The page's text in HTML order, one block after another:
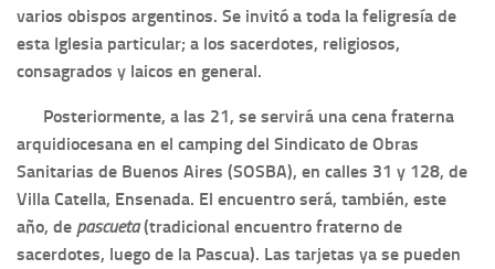
varios obispos argentinos. Se invitó a toda la feligresía de
esta Iglesia particular; a los sacerdotes, religiosos,
consagrados y laicos en general.
Posteriormente, a las 21, se servirá una cena fraterna
arquidiocesana en el camping del Sindicato de Obras
Sanitarias de Buenos Aires (SOSBA), en calles 31 y 128, de
Villa Catella, Ensenada. El encuentro será, también, este
año, de pascueta(tradicional encuentro fraterno de
sacerdotes, luego de la Pascua). Las tarjetas ya se pueden